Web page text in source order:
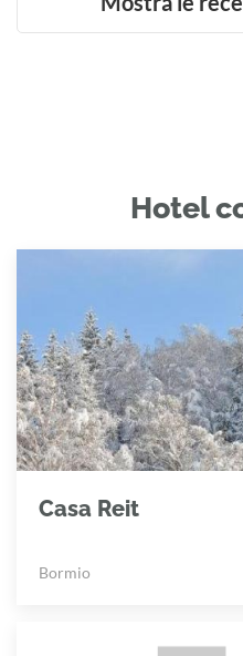
Hotel
Casa Reit
Bormio